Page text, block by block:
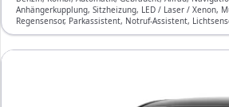
Anhängerkupplung, Sitzheizung, LED / Laser / Xenon,
Regensensor, Parkassistent, Notruf-Assistent,
Bluetooth, Freisprecheinrichtung, Verkehrszeichen-